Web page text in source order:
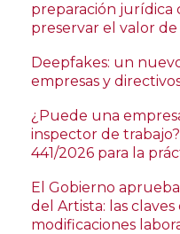
preparación jurídica
preservar el valor
Deepfakes: un
empresas y
¿Puede una
inspector de
441/2026 para la
El Gobierno
del Artista: las
modificaciones